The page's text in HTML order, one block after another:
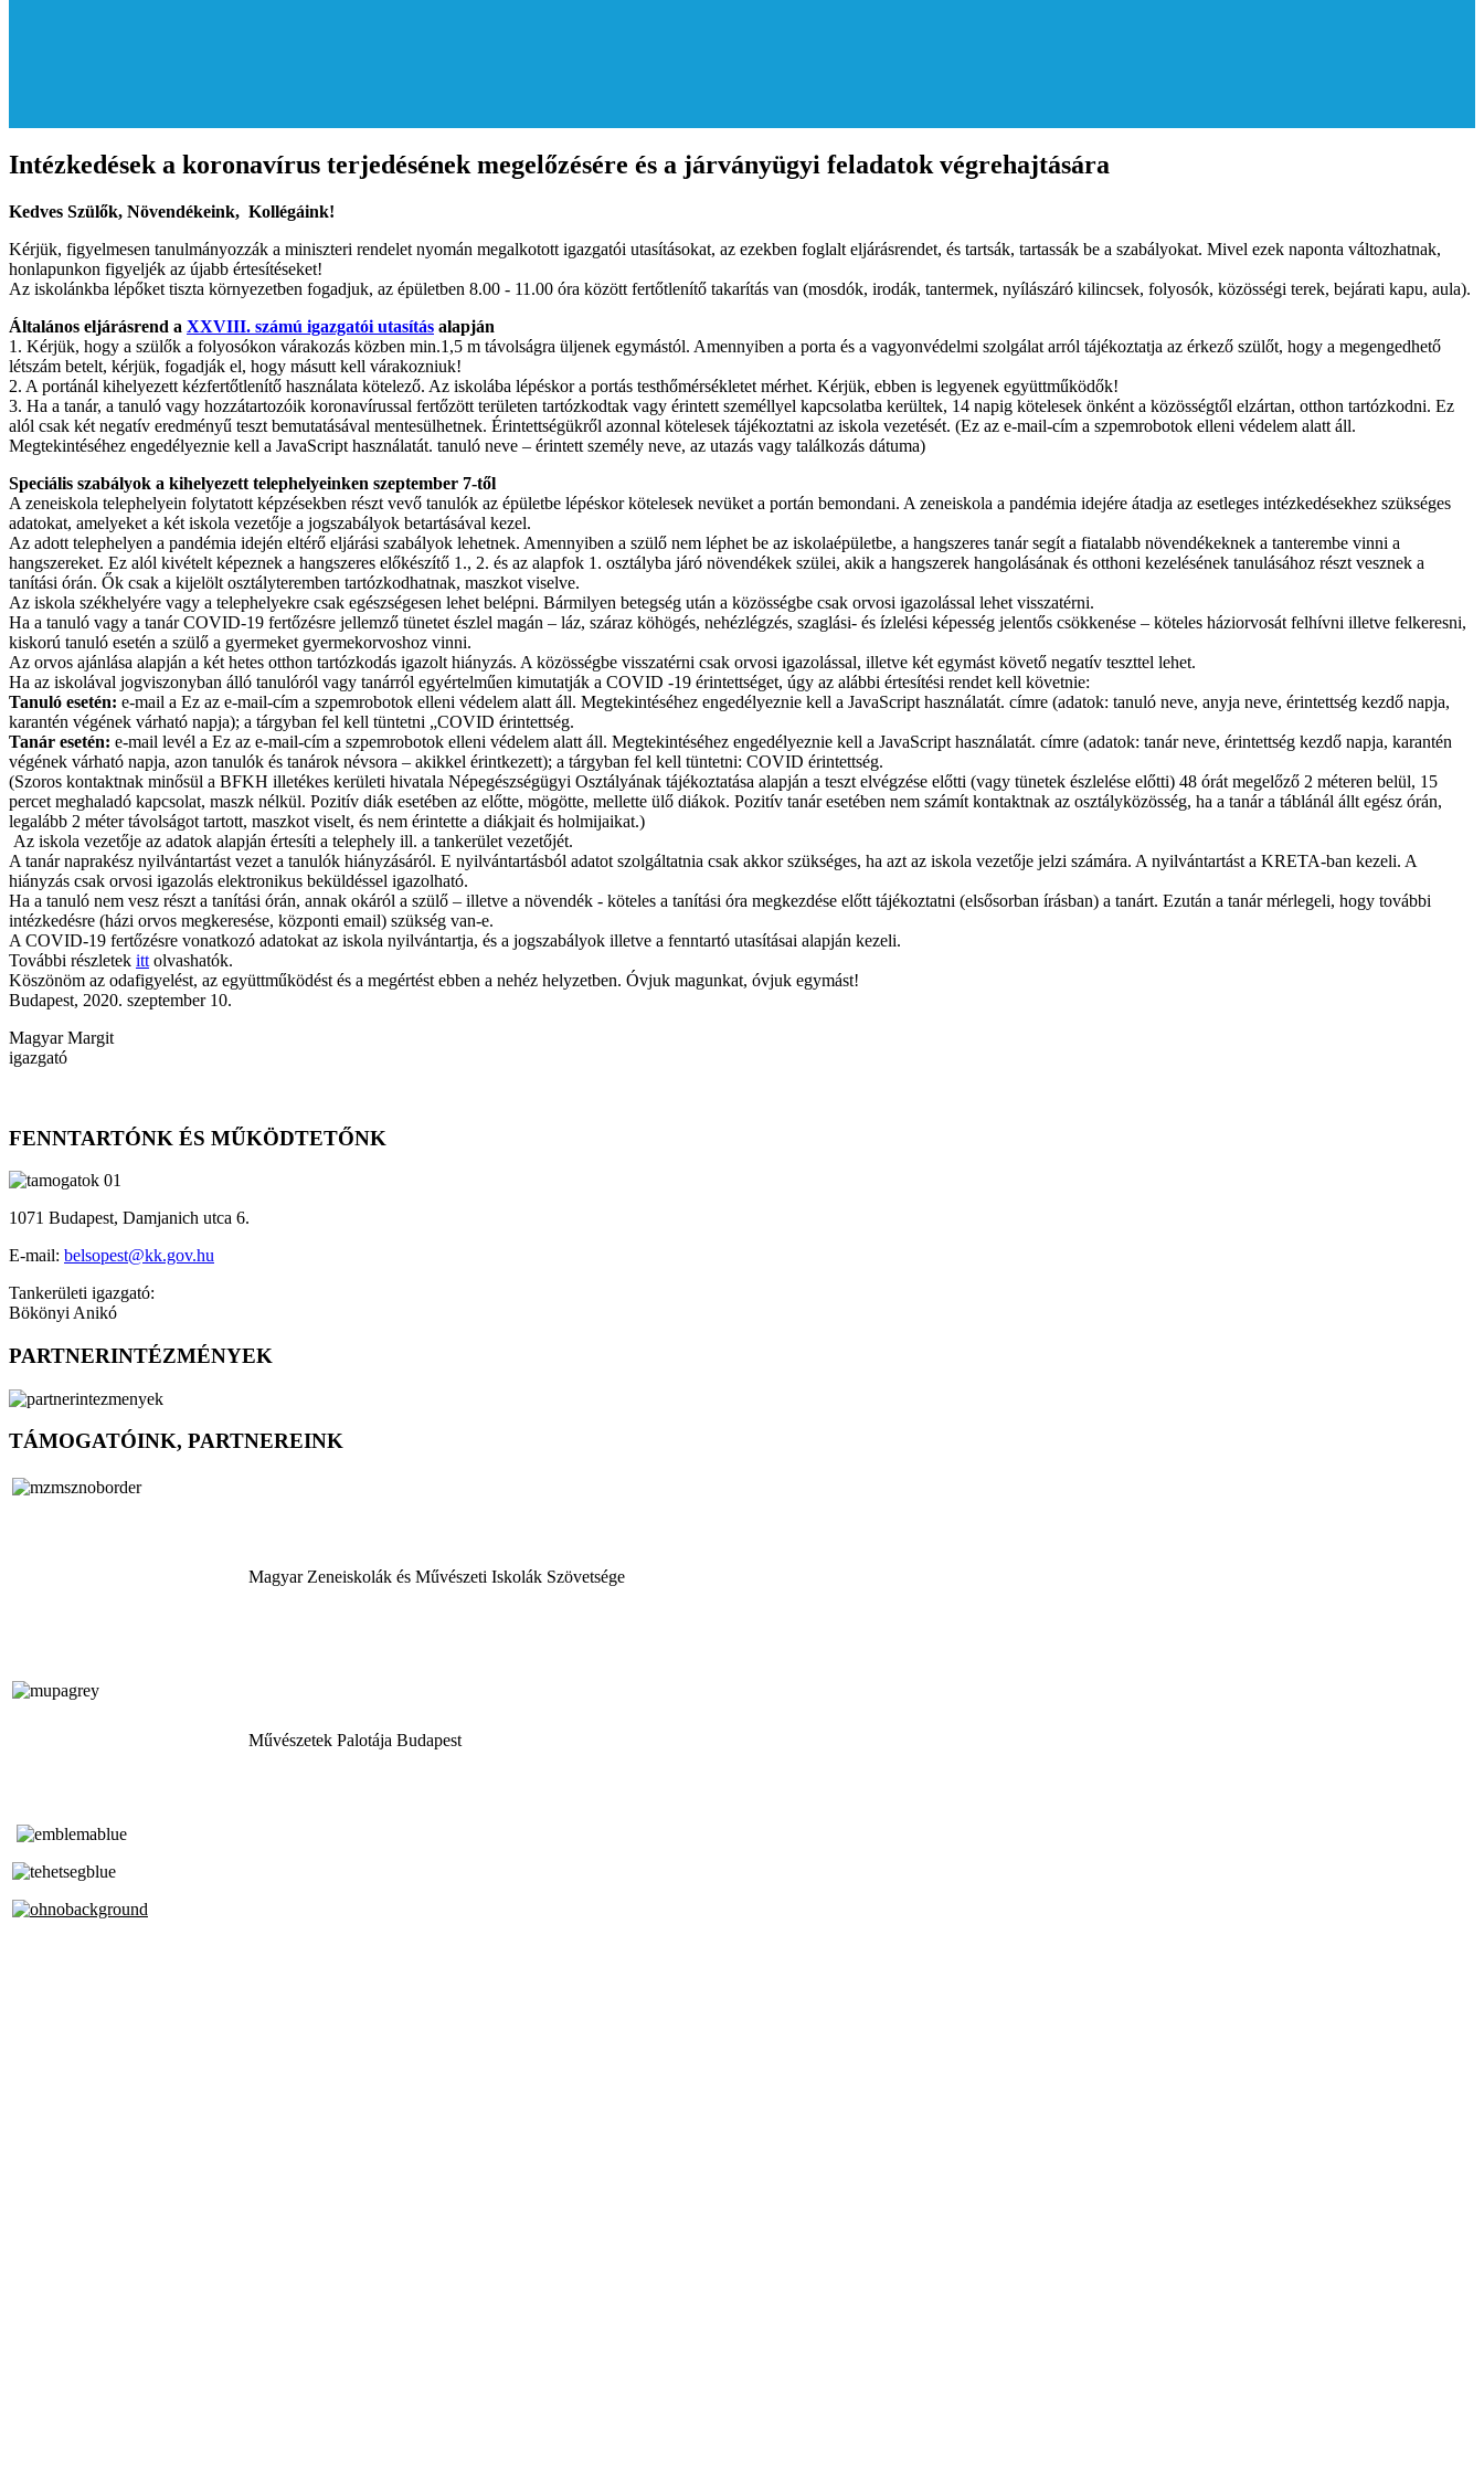
Intézkedések a koronavírus terjedésének megelőzésére és a járványügyi feladatok végrehajtására
Kedves Szülők, Növendékeink, Kollégáink!
Kérjük, figyelmesen tanulmányozzák a miniszteri rendelet nyomán megalkotott igazgatói utasításokat, az ezekben foglalt eljárásrendet, és tartsák, tartassák be a szabályokat. Mivel ezek naponta változhatnak,
honlapunkon figyeljék az újabb értesítéseket!
Az iskolánkba lépőket tiszta környezetben fogadjuk, az épületben 8.00 - 11.00 óra között fertőtlenítő takarítás van (mosdók, irodák, tantermek, nyílászáró kilincsek, folyosók, közösségi terek, bejárati kapu, aula).
Általános eljárásrend a XXVIII. számú igazgatói utasítás alapján
1. Kérjük, hogy a szülők a folyosókon várakozás közben min.1,5 m távolságra üljenek egymástól. Amennyiben a porta és a vagyonvédelmi szolgálat arról tájékoztatja az érkező szülőt, hogy a megengedhető
létszám betelt, kérjük, fogadják el, hogy másutt kell várakozniuk!
2. A portánál kihelyezett kézfertőtlenítő használata kötelező. Az iskolába lépéskor a portás testhőmérsékletet mérhet. Kérjük, ebben is legyenek együttműködők!
3. Ha a tanár, a tanuló vagy hozzátartozóik koronavírussal fertőzött területen tartózkodtak vagy érintett személlyel kapcsolatba kerültek, 14 napig kötelesek önként a közösségtől elzártan, otthon tartózkodni. Ez
alól csak két negatív eredményű teszt bemutatásával mentesülhetnek. Érintettségükről azonnal kötelesek tájékoztatni az iskola vezetését. (Ez az e-mail-cím a szpemrobotok elleni védelem alatt áll.
Megtekintéséhez engedélyeznie kell a JavaScript használatát. tanuló neve – érintett személy neve, az utazás vagy találkozás dátuma)
Speciális szabályok a kihelyezett telephelyeinken szeptember 7-től
A zeneiskola telephelyein folytatott képzésekben részt vevő tanulók az épületbe lépéskor kötelesek nevüket a portán bemondani. A zeneiskola a pandémia idejére átadja az esetleges intézkedésekhez szükséges
adatokat, amelyeket a két iskola vezetője a jogszabályok betartásával kezel.
Az adott telephelyen a pandémia idején eltérő eljárási szabályok lehetnek. Amennyiben a szülő nem léphet be az iskolaépületbe, a hangszeres tanár segít a fiatalabb növendékeknek a tanterembe vinni a
hangszereket. Ez alól kivételt képeznek a hangszeres előkészítő 1., 2. és az alapfok 1. osztályba járó növendékek szülei, akik a hangszerek hangolásának és otthoni kezelésének tanulásához részt vesznek a
tanítási órán. Ők csak a kijelölt osztályteremben tartózkodhatnak, maszkot viselve.
Az iskola székhelyére vagy a telephelyekre csak egészségesen lehet belépni. Bármilyen betegség után a közösségbe csak orvosi igazolással lehet visszatérni.
Ha a tanuló vagy a tanár COVID-19 fertőzésre jellemző tünetet észlel magán – láz, száraz köhögés, nehézlégzés, szaglási- és ízlelési képesség jelentős csökkenése – köteles háziorvosát felhívni illetve felkeresni,
kiskorú tanuló esetén a szülő a gyermeket gyermekorvoshoz vinni.
Az orvos ajánlása alapján a két hetes otthon tartózkodás igazolt hiányzás. A közösségbe visszatérni csak orvosi igazolással, illetve két egymást követő negatív teszttel lehet.
Ha az iskolával jogviszonyban álló tanulóról vagy tanárról egyértelműen kimutatják a COVID -19 érintettséget, úgy az alábbi értesítési rendet kell követnie:
Tanuló esetén: e-mail a Ez az e-mail-cím a szpemrobotok elleni védelem alatt áll. Megtekintéséhez engedélyeznie kell a JavaScript használatát. címre (adatok: tanuló neve, anyja neve, érintettség kezdő napja,
karantén végének várható napja); a tárgyban fel kell tüntetni „COVID érintettség.
Tanár esetén: e-mail levél a Ez az e-mail-cím a szpemrobotok elleni védelem alatt áll. Megtekintéséhez engedélyeznie kell a JavaScript használatát. címre (adatok: tanár neve, érintettség kezdő napja, karantén
végének várható napja, azon tanulók és tanárok névsora – akikkel érintkezett); a tárgyban fel kell tüntetni: COVID érintettség.
(Szoros kontaktnak minősül a BFKH illetékes kerületi hivatala Népegészségügyi Osztályának tájékoztatása alapján a teszt elvégzése előtti (vagy tünetek észlelése előtti) 48 órát megelőző 2 méteren belül, 15
percet meghaladó kapcsolat, maszk nélkül. Pozitív diák esetében az előtte, mögötte, mellette ülő diákok. Pozitív tanár esetében nem számít kontaktnak az osztályközösség, ha a tanár a táblánál állt egész órán,
legalább 2 méter távolságot tartott, maszkot viselt, és nem érintette a diákjait és holmijaikat.)
Az iskola vezetője az adatok alapján értesíti a telephely ill. a tankerület vezetőjét.
A tanár naprakész nyilvántartást vezet a tanulók hiányzásáról. E nyilvántartásból adatot szolgáltatnia csak akkor szükséges, ha azt az iskola vezetője jelzi számára. A nyilvántartást a KRETA-ban kezeli. A
hiányzás csak orvosi igazolás elektronikus beküldéssel igazolható.
Ha a tanuló nem vesz részt a tanítási órán, annak okáról a szülő – illetve a növendék - köteles a tanítási óra megkezdése előtt tájékoztatni (elsősorban írásban) a tanárt. Ezután a tanár mérlegeli, hogy további
intézkedésre (házi orvos megkeresése, központi email) szükség van-e.
A COVID-19 fertőzésre vonatkozó adatokat az iskola nyilvántartja, és a jogszabályok illetve a fenntartó utasításai alapján kezeli.
További részletek itt olvashatók.
Köszönöm az odafigyelést, az együttműködést és a megértést ebben a nehéz helyzetben. Óvjuk magunkat, óvjuk egymást!
Budapest, 2020. szeptember 10.
Magyar Margit
igazgató
FENNTARTÓNK ÉS MŰKÖDTETŐNK
1071 Budapest, Damjanich utca 6.
E-mail: belsopest@kk.gov.hu
Tankerületi igazgató:
Bökönyi Anikó
PARTNERINTÉZMÉNYEK
TÁMOGATÓINK, PARTNEREINK
Magyar Zeneiskolák és Művészeti Iskolák Szövetsége
Művészetek Palotája Budapest